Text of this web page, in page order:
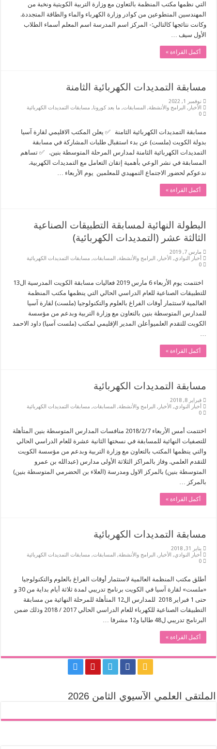
التي نظمها مكتب المنظمة بالتعاون مع وزارة التربية الكويتية ونخبة من
المهندسين المتطوعين من كوادر وزارة الكهرباء والماء والطاقة المتجددة.
وكانت نتائجها كالتالي:- المركز اسم المدرسة اسم المعلم أسماء الطلاب
الأول سيف …
أكمل القراءة »
مسابقة التمديدات الكهربائية الثامنة
نوفمبر 1, 2022
الأخبار , البرامج والأنشطة, المسابقات, ما بعد كورونا, مسابقات التمديدات الكهربائية
0
مسابقة التمديدات الكهربائية الثامنة ✅ يعلن المكتب الاقليمي لقارة آسيا
بدولة الكويت (ملست) عن بدء استقبال طلبات المشاركة في مسابقة
التمديدات الكهربائية الثامنة لمدارس المرحلة المتوسطة بنين. ✅ تساهم
المسابقة في نشر الوعي بأهمية إتقان التعامل مع التمديدات الكهربية.
ندعوكم لحضور الاجتماع التمهيدي للمعلمين ️ يوم الأربعاء …
أكمل القراءة »
البطولة النهائية لمسابقة التطبيقات الصناعية
الثالثة عشر (التمديدات الكهربائية)
مارس 7, 2019
أخبار النوادي, الأخبار , البرامج والأنشطة, المسابقات, مسابقات التمديدات الكهربائية
0
اختتمت يوم الأربعاء 6 مارس 2019 فعاليات مسابقة الكويت المدرسية ال13
للتطبيقات الصناعية للعام الدراسي الحالي التي ينظمها مكتب المنظمة
العالمية لاستثمار أوقات الفراغ بالعلوم والتكنولوجيا (ملست) لقارة آسيا
للمدارس المتوسطة بنين بالتعاون مع وزارة التربية وبدعم من مؤسسة
الكويت للتقدم العلميوأعلن المدير الإقليمي لمكتب (ملست آسيا) داود الاحمد
…
أكمل القراءة »
مسابقة التمديدات الكهربائية
فبراير 8, 2018
أخبار النوادي, الأخبار , البرامج والأنشطة, المسابقات, مسابقات التمديدات الكهربائية
0
اختتمت أمس الأربعاء 2018/2/7 منافسات المدارس المتوسطة بنين المتأهلة
للتصفيات النهائية للمسابقة في نسختها الثانية عشرة للعام الدراسي الحالي
والتي ينظمها المكتب بالتعاون مع وزارة التربية وبدعم من مؤسسة الكويت
للتقدم العلمي. وفاز بالمراكز الثلاثة الأولى مدارس (عبدالله بن عمرو
المتوسطة بنين) بالمركز الاول ومدرسة (العلاء بن الحضرمي المتوسطة بنين)
بالمركز …
أكمل القراءة »
مسابقة التمديدات الكهربائية
يناير 31, 2018
أخبار النوادي, الأخبار , البرامج والأنشطة, المسابقات, مسابقات التمديدات الكهربائية
0
أطلق مكتب المنظمة العالمية لاستثمار أوقات الفراغ بالعلوم والتكنولوجيا
«ملست» لقارة آسيا في الكويت برنامج تدريبي لمدة ثلاثة أيام بداية من 30 و
حتى 1 فبراير 2018 للمدارس ال12 المتأهلة للمرحلة النهائية من مسابقة
التطبيقات الصناعية للكهرباء للعام الدراسي الحالي 2017 / 2018 وذلك ضمن
البرنامج تدريبي ل48 طالبا و12 مشرفا …
أكمل القراءة »
الملتقى العلمي الآسيوي الثامن 2026